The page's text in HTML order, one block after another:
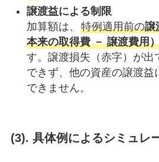
譲渡益による制限
加算額は、 特例適用前の譲
本来の取得費 － 譲渡費用
す。譲渡損失（赤字）が出
できず、他の資産の譲渡益
できません。
(3). 具体例によるシミュレ